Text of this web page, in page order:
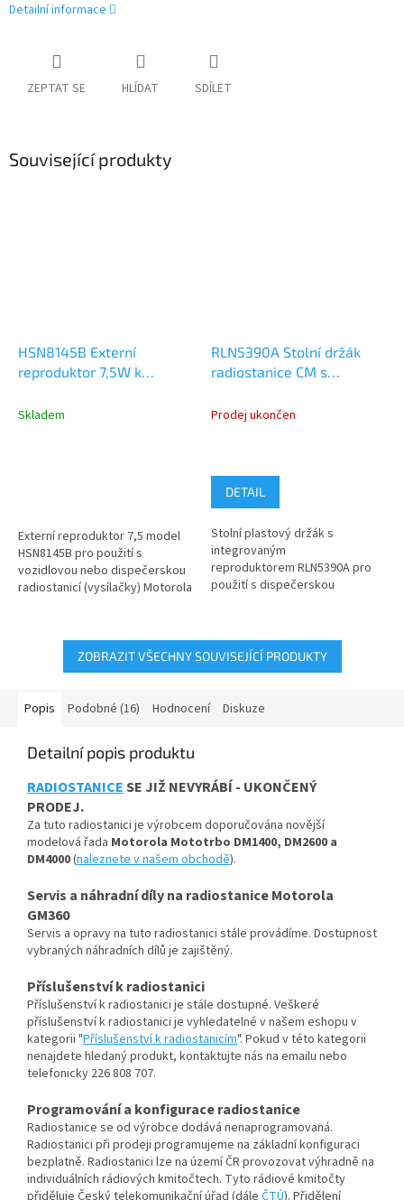
Detailní informace
ZEPTAT SE HLÍDAT SDÍLET
Související produkty
HSN8145B Externí
reproduktor 7,5W k
dispečerské radiostanici
Skladem
Externí reproduktor 7,5 model
HSN8145B pro použití s
vozidlovou nebo dispečerskou
radiostanicí (vysílačky) Motorola
RLN5390A Stolní držák
radiostanice CM s
Prodej ukončen
DETAIL
Stolní plastový držák s
integrovaným
reproduktorem RLN5390A pro
použití s dispečerskou
ZOBRAZIT VŠECHNY SOUVISEJÍCÍ PRODUKTY
Popis Podobné (16) Hodnocení Diskuze
Detailní popis produktu
RADIOSTANICESE JIŽ NEVYRÁBÍ - UKONČENÝ
PRODEJ.
Za tuto radiostanici je výrobcem doporučována novější
modelová řada Motorola Mototrbo DM1400, DM2600 a
DM4000(naleznete v našem obchodě).
Servis a náhradní díly na radiostanice Motorola
GM360
Servis a opravy na tuto radiostanici stále provádíme. Dostupnost
vybraných náhradních dílů je zajištěný.
Příslušenství k radiostanici
Příslušenství k radiostanici je stále dostupné. Veškeré
příslušenství k radiostanici je vyhledatelné v našem eshopu v
kategorii "Příslušenství k radiostanicím". Pokud v této kategorii
nenajdete hledaný produkt, kontaktujte nás na emailu nebo
telefonicky 226 808 707.
Programování a konfigurace radiostanice
Radiostanice se od výrobce dodává nenaprogramovaná.
Radiostanici při prodeji programujeme na základní konfiguraci
bezplatně. Radiostanici lze na území ČR provozovat výhradně na
individuálních rádiových kmitočtech. Tyto rádiové kmitočty
přiděluje Český telekomunikační úřad (dále ČTÚ). Přidělení